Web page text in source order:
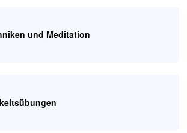
und Meditation